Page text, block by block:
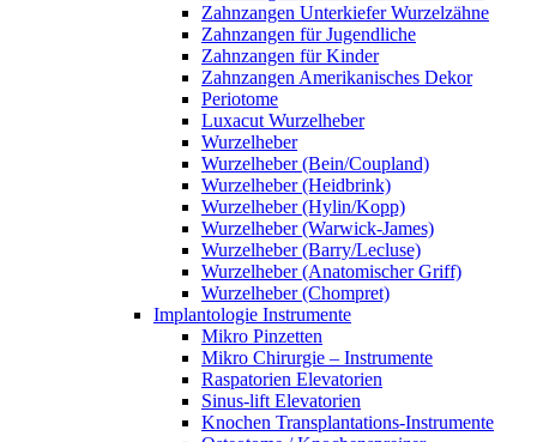
Zahnzangen Unterkiefer Wurzelzähne
Zahnzangen für Jugendliche
Zahnzangen für Kinder
Zahnzangen Amerikanisches Dekor
Periotome
Luxacut Wurzelheber
Wurzelheber
Wurzelheber (Bein/Coupland)
Wurzelheber (Heidbrink)
Wurzelheber (Hylin/Kopp)
Wurzelheber (Warwick-James)
Wurzelheber (Barry/Lecluse)
Wurzelheber (Anatomischer Griff)
Wurzelheber (Chompret)
Implantologie Instrumente
Mikro Pinzetten
Mikro Chirurgie – Instrumente
Raspatorien Elevatorien
Sinus-lift Elevatorien
Knochen Transplantations-Instrumente